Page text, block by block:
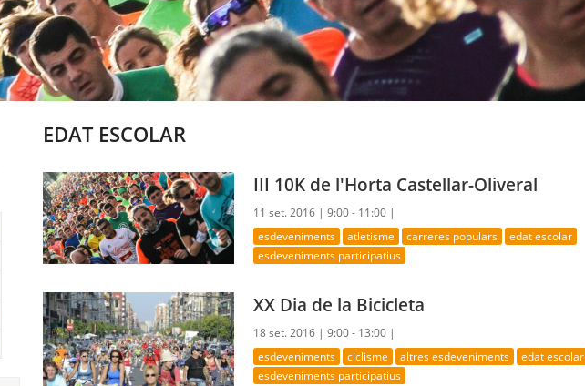
EDAT ESCOLAR
III 10K de l'Horta Castellar-Oliveral
11 set. 2016 |9:00 - 11:00 |
esdeveniments atletisme carreres populars
edat escolar
esdeveniments participatius
XX Dia de la Bicicleta
18 set. 2016 |9:00 - 13:00 |
esdeveniments ciclisme altres esdeveniments
edat escolar
esdeveniments participatius